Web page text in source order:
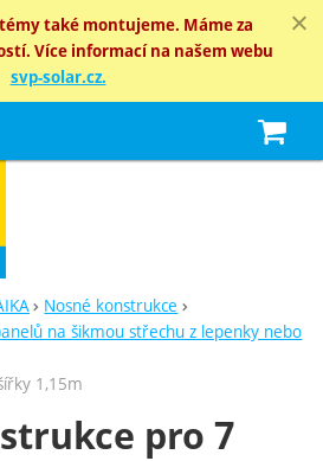
také montujeme. Máme za
Více informací na našem webu
svp-solar.cz.
Nosné konstrukce
na šikmou střechu z lepenky nebo
1,15m
pro 7